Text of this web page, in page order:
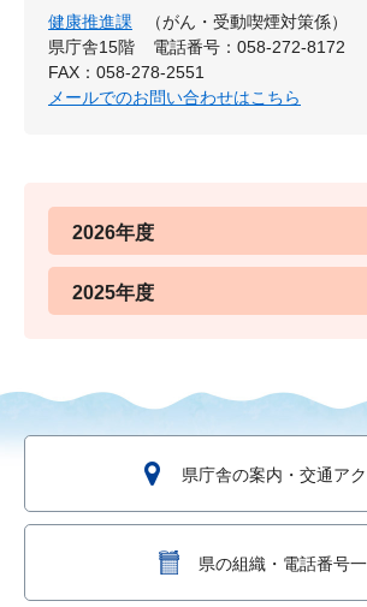
健康推進課
（がん・受動喫煙対策係）
県庁舎15階
電話番号：058-272-8172
FAX：058-278-2551
メールでのお問い合わせはこちら
2026年度
2025年度
県庁舎の案内・交通ア
県の組織・電話番号